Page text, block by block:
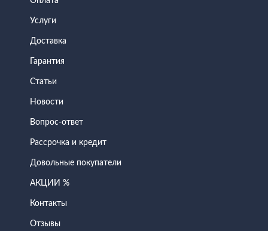
Услуги
Доставка
Гарантия
Статьи
Новости
Вопрос-ответ
Рассрочка и кредит
Довольные покупатели
АКЦИИ %
Контакты
Отзывы